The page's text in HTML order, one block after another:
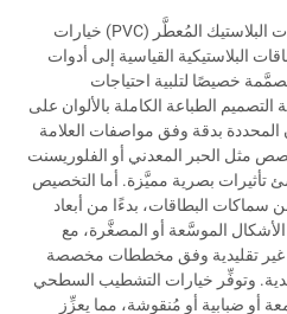
يقدِّم مصنعٌ ذو خبرة في إنتاج بطاقات البلاستيك المُعطَّر (PVC) خيارات
البلاستيكية القياسية إلى أدوات
خصيصًا لتلبية احتياجات
الطباعة الكاملة بالألوان على
المحددة بدقة وفق مواصفات العلامة
مثل الحبر المعدني أو الفلوريسنت
تأثيرات بصرية مميَّزة. أما التخصيص
البطاقات، بدءًا من أبعاد
الأشكال الموسَّعة أو المصغَّرة، مع
غير تقليدية وفق مخططات مخصصة
وتوفِّر خيارات التشطيب السطحي
أو ضبابية أو مُنقوشة، مما يعزِّز